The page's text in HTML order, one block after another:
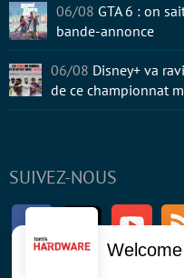
SUIVEZ-NOUS
FacebookTwitter
06/08 GTA 6 : on
bande-annonce
06/08 Disney+ va
de ce championnat
Welcome